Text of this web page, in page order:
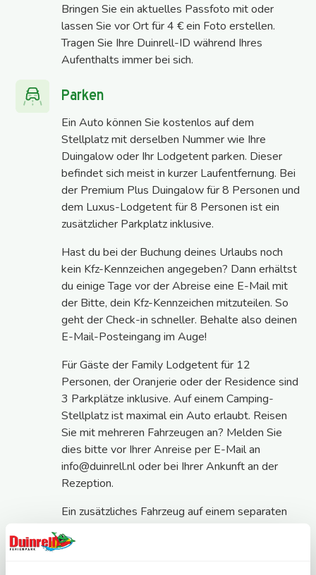
Bringen Sie ein aktuelles Passfoto mit oder
lassen Sie vor Ort für 4 € ein Foto erstellen.
Tragen Sie Ihre Duinrell-ID während Ihres
Aufenthalts immer bei sich.
Parken
Ein Auto können Sie kostenlos auf dem
Stellplatz mit derselben Nummer wie Ihre
Duingalow oder Ihr Lodgetent parken. Dieser
befindet sich meist in kurzer Laufentfernung. Bei
der Premium Plus Duingalow für 8 Personen und
dem Luxus-Lodgetent für 8 Personen ist ein
zusätzlicher Parkplatz inklusive.
Hast du bei der Buchung deines Urlaubs noch
kein Kfz-Kennzeichen angegeben? Dann erhältst
du einige Tage vor der Abreise eine E-Mail mit
der Bitte, dein Kfz-Kennzeichen mitzuteilen. So
geht der Check-in schneller. Behalte also deinen
E-Mail-Posteingang im Auge!
Für Gäste der Family Lodgetent für 12
Personen, der Oranjerie oder der Residence sind
3 Parkplätze inklusive. Auf einem Camping-
Stellplatz ist maximal ein Auto erlaubt. Reisen
Sie mit mehreren Fahrzeugen an? Melden Sie
dies bitte vor Ihrer Anreise per E-Mail an
info@duinrell.nl oder bei Ihrer Ankunft an der
Rezeption.
Ein zusätzliches Fahrzeug auf einem separaten
Bitte beachten Sie: Auf dem zentralen Parkplatz